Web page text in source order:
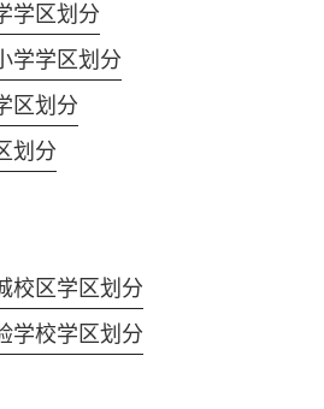
学区划分
学学区划分
区划分
划分
校区学区划分
学校学区划分